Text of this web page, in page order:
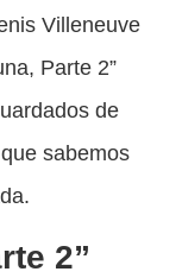
Villeneuve
Parte 2”
de
sabemos
2”